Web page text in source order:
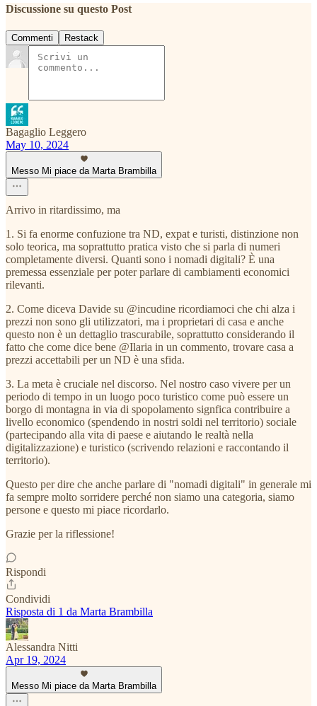
Discussione su questo Post
Commenti Restack
Bagaglio Leggero
May 10, 2024
Messo Mi piace da Marta Brambilla
Arrivo in ritardissimo, ma
1. Si fa enorme confuzione tra ND, expat e turisti, distinzione non
solo teorica, ma soprattutto pratica visto che si parla di numeri
completamente diversi. Quanti sono i nomadi digitali? È una
premessa essenziale per poter parlare di cambiamenti economici
rilevanti.
2. Come diceva Davide su @incudine ricordiamoci che chi alza i
prezzi non sono gli utilizzatori, ma i proprietari di casa e anche
questo non è un dettaglio trascurabile, soprattutto considerando il
fatto che come dice bene @Ilaria in un commento, trovare casa a
prezzi accettabili per un ND è una sfida.
3. La meta è cruciale nel discorso. Nel nostro caso vivere per un
periodo di tempo in un luogo poco turistico come può essere un
borgo di montagna in via di spopolamento signfica contribuire a
livello economico (spendendo in nostri soldi nel territorio) sociale
(partecipando alla vita di paese e aiutando le realtà nella
digitalizzazione) e turistico (scrivendo relazioni e raccontando il
territorio).
Questo per dire che anche parlare di "nomadi digitali" in generale mi
fa sempre molto sorridere perché non siamo una categoria, siamo
persone e questo mi piace ricordarlo.
Grazie per la riflessione!
Rispondi
Condividi
Risposta di 1 da Marta Brambilla
Alessandra Nitti
Apr 19, 2024
Messo Mi piace da Marta Brambilla